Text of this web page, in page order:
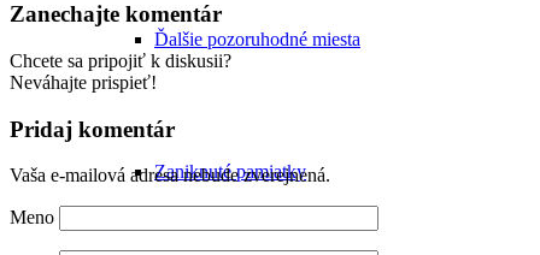
Ďalšie pozoruhodné miesta
Zaniknuté pamiatky
Zanechajte komentár
Chcete sa pripojiť k diskusii?
Neváhajte prispieť!
Pridaj komentár
Vaša e-mailová adresa nebude zverejnená.
Meno